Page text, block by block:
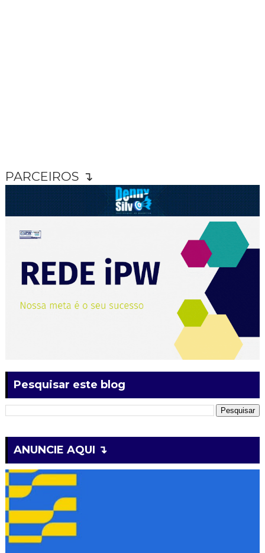
PARCEIROS ↴
Pesquisar este blog
ANUNCIE AQUI ↴